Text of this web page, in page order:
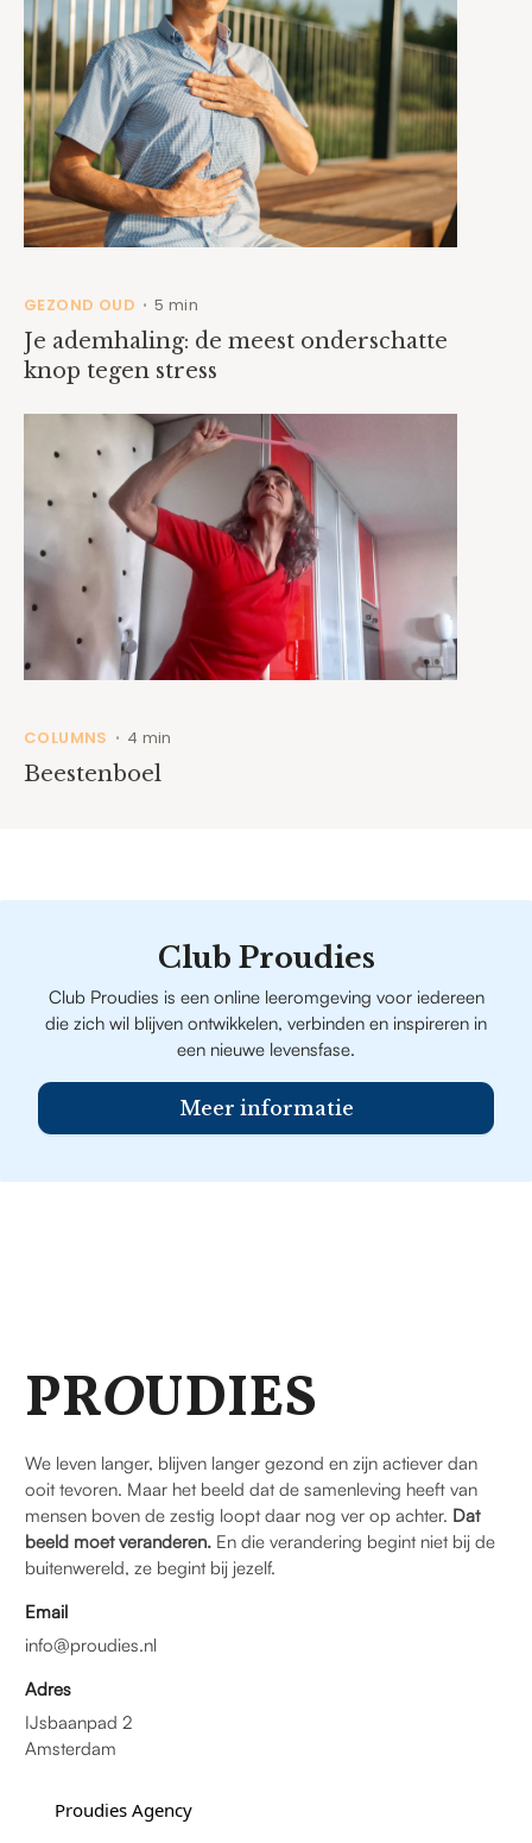
GEZOND OUD • 5 min
Je ademhaling: de meest onderschatte
knop tegen stress
COLUMNS • 4 min
Beestenboel
Club Proudies
Club Proudies is een online leeromgeving voor iedereen
die zich wil blijven ontwikkelen, verbinden en inspireren in
een nieuwe levensfase.
Meer informatie
PROUDIES
We leven langer, blijven langer gezond en zijn actiever dan
ooit tevoren. Maar het beeld dat de samenleving heeft van
mensen boven de zestig loopt daar nog ver op achter. Dat
beeld moet veranderen. En die verandering begint niet bij de
buitenwereld, ze begint bij jezelf.
Email
info@proudies.nl
Adres
IJsbaanpad 2
Amsterdam
Proudies Agency